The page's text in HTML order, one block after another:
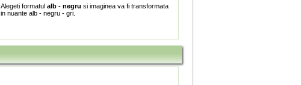
Alegeti formatul alb - negru si imaginea va fi transformata
in nuante alb - negru - gri.